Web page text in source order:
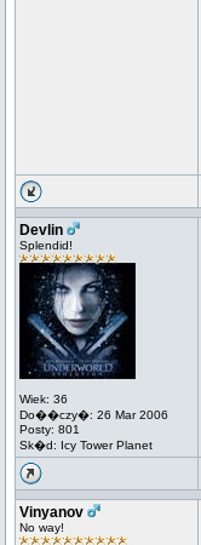
Devlin
Splendid!
Wiek: 36
Do��czy�: 26 Mar 2006
Posty: 801
Sk�d: Icy Tower Planet
Vinyanov
No way!